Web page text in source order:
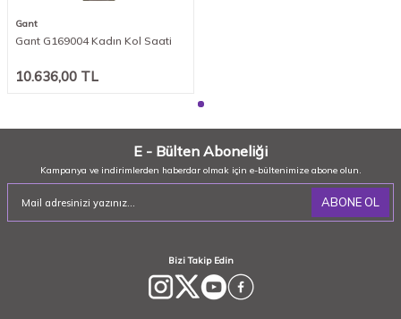
Gant
Gant G169004 Kadın Kol Saati
10.636,00 TL
E - Bülten Aboneliği
Kampanya ve indirimlerden haberdar olmak için e-bültenimize abone olun.
ABONE OL
Bizi Takip Edin